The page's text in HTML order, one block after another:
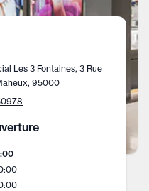
Les 3 Fontaines, 3 Rue
95000